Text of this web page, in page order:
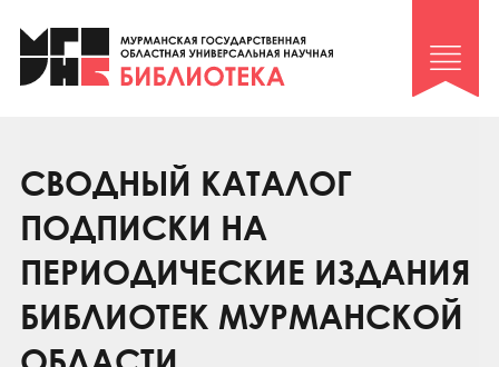
Клуб «Гиря и сельдерей»
Клуб «Семейный архив»
Коллегам
Контакты
СВОДНЫЙ КАТАЛОГ
ПОДПИСКИ НА
ПЕРИОДИЧЕСКИЕ ИЗДАНИЯ
БИБЛИОТЕК МУРМАНСКОЙ